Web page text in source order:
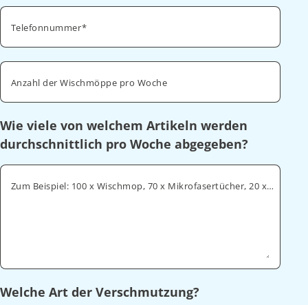
Telefonnummer
Anzahl der Wischmöppe pro Woche
Wie viele von welchem Artikeln werden
durchschnittlich pro Woche abgegeben?
Zum Beispiel: 100 x Wischmop, 70 x Mikrofasertücher, 20 x Geschirrtücher
Welche Art der Verschmutzung?